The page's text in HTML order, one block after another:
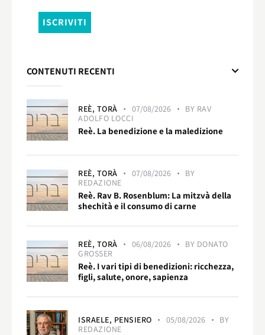
CONTENUTI RECENTI
REÈ, TORÀ 07/08/2026 BY RAV
ADOLFO LOCCI
Reè. La benedizione e la maledizione
REÈ, TORÀ 07/08/2026
BY
REDAZIONE
Reè. Rav B. Rosenblum: La mitzvà della
shechità e il consumo di carne
REÈ, TORÀ 06/08/2026 BY DONATO
GROSSER
Reè. I vari tipi di benedizioni: ricchezza,
figli, salute, onore, sapienza
ISRAELE, PENSIERO 05/08/2026
BY
REDAZIONE